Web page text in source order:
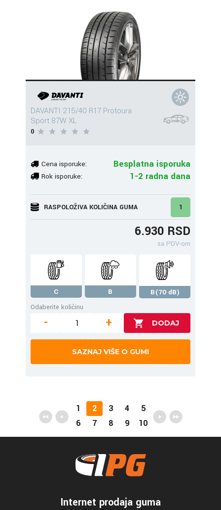
DAVANTI 215/40 R17 Protoura
Sport 87W XL
0
Cena isporuke: Besplatna isporuka
Rok isporuke: 1-2 radna dana
RASPOLOŽIVA KOLIČINA GUMA 1
6.930 RSD
sa PDV-om
C B
B(70 dB)
Odaberite količinu
- +
SAZNAJ VIŠE O GUMI
1 2 3 4
5
6
7 8 9 10
Internet prodaja guma